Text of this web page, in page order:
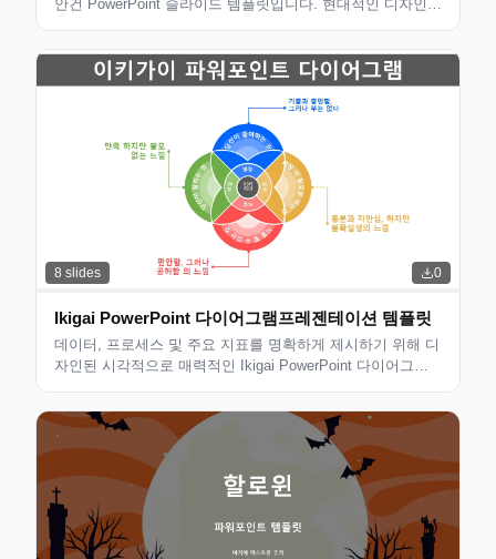
안건 PowerPoint 슬라이드 템플릿입니다. 현대적인 디자인의
적합합니다. 사용자 정의할 수 있는 깔끔한 레이아웃입니다.
8 slides 0
Ikigai PowerPoint 다이어그램프레젠테이션 템플릿
데이터, 프로세스 및 주요 지표를 명확하게 제시하기 위해 디
자인된 시각적으로 매력적인 Ikigai PowerPoint 다이어그램
다시 인쇄할 수 있습니다.